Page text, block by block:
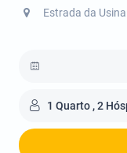
Estrada da
1 Quarto , 2